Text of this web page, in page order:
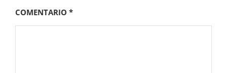
COMENTARIO *